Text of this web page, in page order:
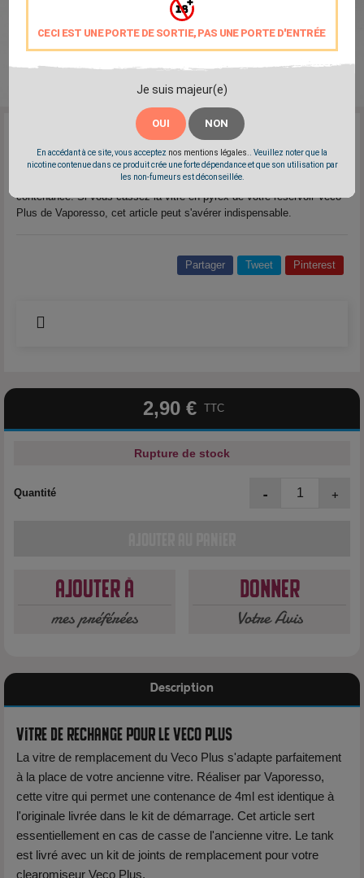
CECI EST UNE PORTE DE SORTIE, PAS UNE PORTE D'ENTRÉE
Je suis majeur(e)
OUI NON
En accédant à ce site, vous acceptez nos mentions légales.
. Veuillez noter que la
nicotine contenue dans ce produit crée une forte dépendance et que son utilisation par
les non-fumeurs est déconseillée.
Marque: Vaporesso
Vitre de remplacement pour le clearomiseur Veco Plus en 4ml de
contenance. Si vous cassez la vitre en pyrex de votre réservoir Veco
Plus de Vaporesso, cet article peut s'avérer indispensable.
Partager Tweet Pinterest
2,90 € TTC
Rupture de stock
Quantité - +
Ajouter à
mes préférées
Donner
Votre Avis
Description
Vitre de rechange pour le Veco Plus
La vitre de remplacement du Veco Plus s'adapte parfaitement
à la place de votre ancienne vitre. Réaliser par Vaporesso,
cette vitre qui permet une contenance de 4ml est identique à
l'originale livrée dans le kit de démarrage. Cet article sert
essentiellement en cas de casse de l'ancienne vitre. Le tank
est livré avec un kit de joints de remplacement pour votre
clearomiseur Veco Plus.